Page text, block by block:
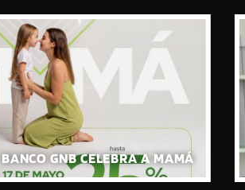
BANCO GNB CELEBRA A MAMÁ